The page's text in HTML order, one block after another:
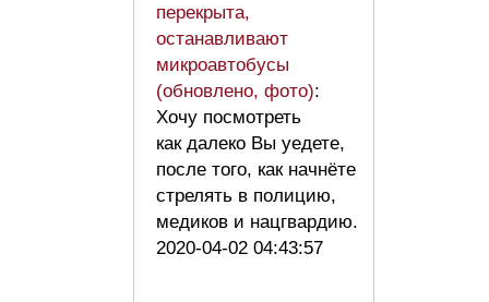
перекрыта,
останавливают
микроавтобусы
(обновлено, фото):
Хочу посмотреть
как далеко Вы уедете,
после того, как начнёте
стрелять в полицию,
медиков и нацгвардию.
2020-04-02 04:43:57